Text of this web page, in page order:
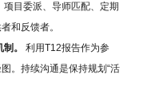
目委派、导师匹配、定期
和反馈者。
。
利用T12报告作为参
。持续沟通是保持规划“活